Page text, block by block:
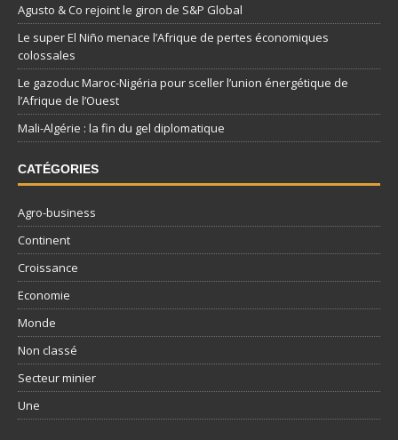
Agusto & Co rejoint le giron de S&P Global
Le super El Niño menace l’Afrique de pertes économiques
colossales
Le gazoduc Maroc-Nigéria pour sceller l’union énergétique de
l’Afrique de l’Ouest
Mali-Algérie : la fin du gel diplomatique
CATÉGORIES
Agro-business
Continent
Croissance
Economie
Monde
Non classé
Secteur minier
Une